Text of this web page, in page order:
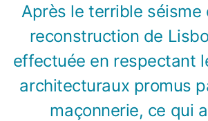
Après le terrible séisme
reconstruction de
effectuée en respectant
architecturaux promus
maçonnerie, ce qui